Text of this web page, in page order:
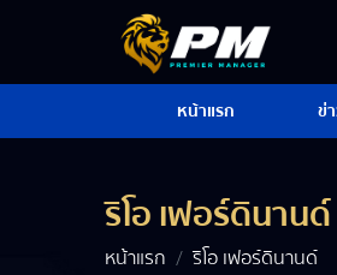
หน้าแรก ข่
ริโอ เฟอร์ดินานด์
หน้าแรก
ริโอ เฟอร์ดินานด์